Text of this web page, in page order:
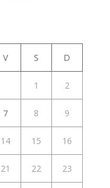
V S D
1 2
7 8 9
14 15 16
21 22 23